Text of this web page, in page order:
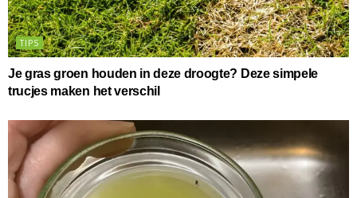
TIPS
Je gras groen houden in deze droogte? Deze simpele
trucjes maken het verschil